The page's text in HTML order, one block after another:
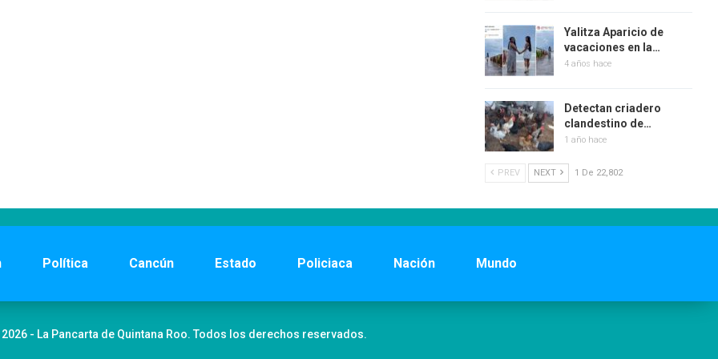
Yalitza Aparicio de
vacaciones en la…
4 años hace
Detectan criadero
clandestino de…
1 año hace
PREV NEXT 1 De 22,802
Política Cancún Estado Policiaca Nación Mundo
- La Pancarta de Quintana Roo. Todos los derechos reservados.